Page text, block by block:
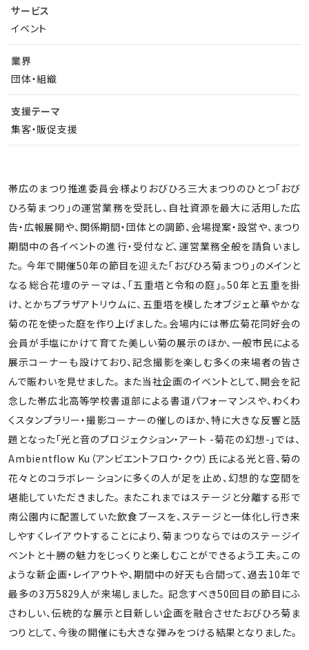
サービス
イベント
業界
団体・組織
支援テーマ
集客・販促支援
帯広のまつり推進委員会様よりおびひろ三大まつりのひとつ「おび
ひろ菊まつり」の運営業務を受託し、自社資源を最大に活用した広
告・広報展開や、関係期間・団体との調節、会場提案・設営や、まつり
期間中の各イベントの進行・受付など、運営業務全般を請負いまし
た。 今年で開催50年の節目を迎えた「おびひろ菊まつり」のメインと
なる総合花壇のテーマは、「五重塔と令和の庭」。50年と五重を掛
け、とかちプラザアトリウムに、五重塔を模したオブジェと華やかな
菊の花を使った庭を作り上げました。会場内には帯広菊花同好会の
会員が手塩にかけて育てた美しい菊の展示のほか、一般市民による
展示コーナーも設けており、記念撮影を楽しむ多くの来場者の皆さ
んで賑わいを見せました。 また当社企画のイベントとして、開会を記
念した帯広北高等学校書道部による書道パフォーマンスや、わくわ
くスタンプラリー・撮影コーナーの催しのほか、特に大きな反響と話
題となった「光と音のプロジェクション・アート -菊花の幻想-」では、
Ambientflow Ku（アンビエントフロウ・クウ）氏による光と音、菊の
花々とのコラボレーションに多くの人が足を止め、幻想的な空間を
堪能していただきました。 またこれまではステージと分離する形で
南公園内に配置していた飲食ブースを、ステージと一体化し行き来
しやすくレイアウトすることにより、菊まつりならではのステージイ
ベントと十勝の魅力をじっくりと楽しむことができるよう工夫。この
ような新企画・レイアウトや、期間中の好天も合間って、過去10年で
最多の3万5829人が来場しました。 記念すべき50回目の節目にふ
さわしい、伝統的な展示と目新しい企画を融合させたおびひろ菊ま
つりとして、今後の開催にも大きな弾みをつける結果となりました。